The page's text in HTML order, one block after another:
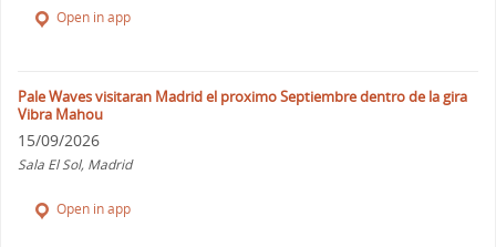
Open in app
Pale Waves visitaran Madrid el proximo Septiembre dentro de la gira
Vibra Mahou
15/09/2026
Sala El Sol, Madrid
Open in app